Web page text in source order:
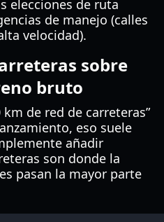
elecciones de ruta
de manejo (calles
velocidad).
sobre
bruto
de red de carreteras”
eso suele
añadir
son donde la
pasan la mayor parte